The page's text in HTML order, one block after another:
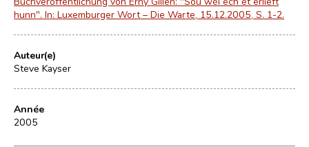
hunn". In: Luxemburger Wort – Die Warte, 15.12.2005, S. 1-2.
Auteur(e)
Steve Kayser
Année
2005